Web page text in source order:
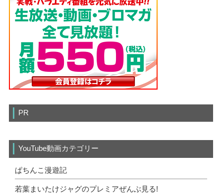
PR
YouTube動画カテゴリー
ぱちんこ漫遊記
若葉まいたけジャグのプレミアぜんぶ見る!